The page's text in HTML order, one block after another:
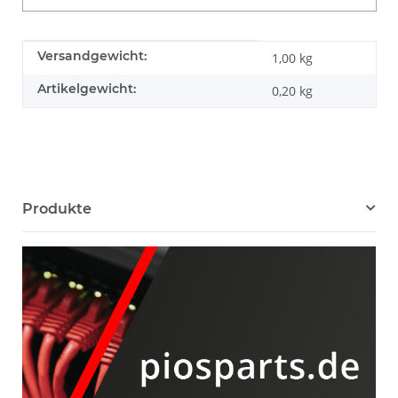
Produkteigenschaft
Wert
Versandgewicht: 1,00 kg
Artikelgewicht: 0,20 kg
Produkte